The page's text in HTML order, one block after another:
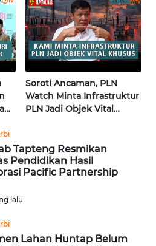
Soroti Ancaman, PLN
Watch Minta Infrastruktur
PLN Jadi Objek Vital
Tapteng Resmikan
Pendidikan Hasil
Pacific Partnership
lalu
Lahan Huntap Belum